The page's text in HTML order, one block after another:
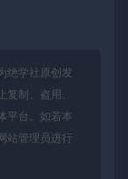
绝学社原创发
复制、盗用、
平台。如若本
站管理员进行